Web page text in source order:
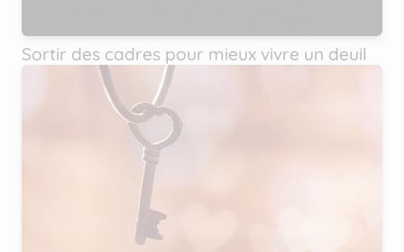
Sortir des cadres pour mieux vivre un deuil